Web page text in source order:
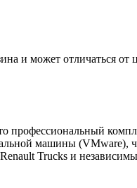
и может отличаться
машины (VMware),
Trucks и